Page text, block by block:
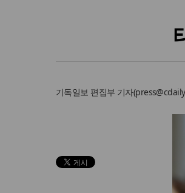
기독일보 편집부 기자(